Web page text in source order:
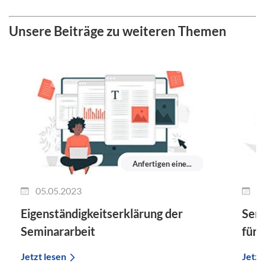
Unsere Beiträge zu weiteren Themen
Anfertigen eine...
05.05.2023
Eigenständigkeitserklärung der
Seminararbeit
Jetzt lesen
für
Jetzt